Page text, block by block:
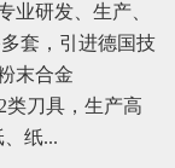
业研发、生产、
套，引进德国技
末合金
类刀具，生产高
纸...